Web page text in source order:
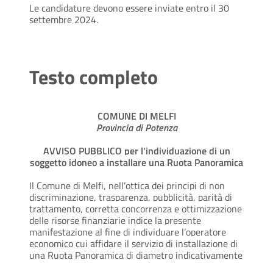
Le candidature devono essere inviate entro il 30
settembre 2024.
Testo completo
COMUNE DI MELFI
Provincia di Potenza
AVVISO PUBBLICO per l'individuazione di un
soggetto idoneo a installare una Ruota Panoramica
Il Comune di Melfi, nell’ottica dei principi di non
discriminazione, trasparenza, pubblicità, parità di
trattamento, corretta concorrenza e ottimizzazione
delle risorse finanziarie indice la presente
manifestazione al fine di individuare l’operatore
economico cui affidare il servizio di installazione di
una Ruota Panoramica di diametro indicativamente